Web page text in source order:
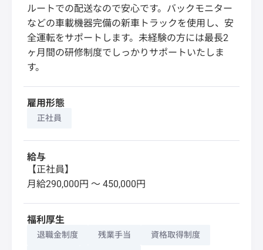
ルートでの配送なので安心です。バックモニター
などの車載機器完備の新車トラックを使用し、安
全運転をサポートします。未経験の方には最長2
ヶ月間の研修制度でしっかりサポートいたしま
す。
雇用形態
正社員
給与
【正社員】
月給290,000円 〜 450,000円
福利厚生
退職金制度 残業手当 資格取得制度